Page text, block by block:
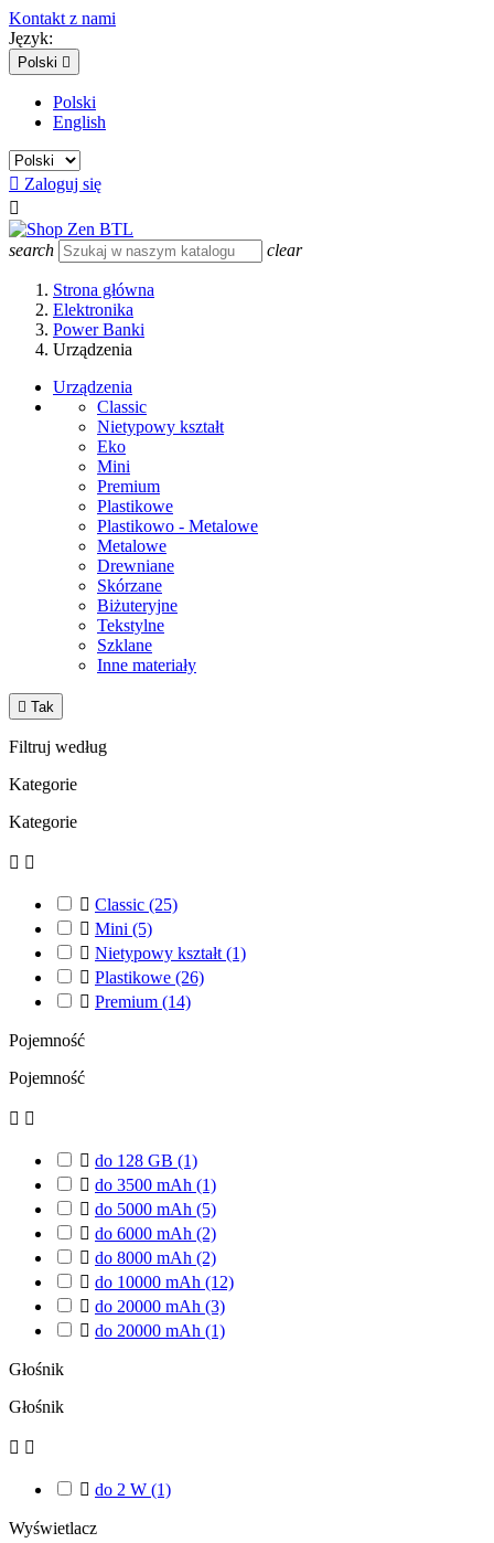
Kontakt z nami
Język:
Polski 
Polski
English
 Zaloguj się

search clear
Strona główna
Elektronika
Power Banki
Urządzenia
Urządzenia
Classic
Nietypowy kształt
Eko
Mini
Premium
Plastikowe
Plastikowo - Metalowe
Metalowe
Drewniane
Skórzane
Biżuteryjne
Tekstylne
Szklane
Inne materiały
 Tak
Filtruj według
Kategorie
Kategorie
 
 Classic (25)
 Mini (5)
 Nietypowy kształt (1)
 Plastikowe (26)
 Premium (14)
Pojemność
Pojemność
 
 do 128 GB (1)
 do 3500 mAh (1)
 do 5000 mAh (5)
 do 6000 mAh (2)
 do 8000 mAh (2)
 do 10000 mAh (12)
 do 20000 mAh (3)
 do 20000 mAh (1)
Głośnik
Głośnik
 
 do 2 W (1)
Wyświetlacz